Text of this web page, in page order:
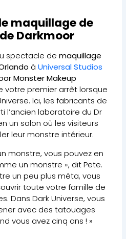
maquillage de
Darkmoor
spectacle de maquillage
à Universal Studios
Monster Makeup
votre premier arrêt lorsque
Ici, les fabricants de
l’ancien laboratoire du Dr
un salon où les visiteurs
leur monstre intérieur.
monstre, vous pouvez en
un monstre », dit Pete.
un peu plus méta, vous
toute votre famille de
Dans Dark Universe, vous
avec des tatouages
vous avez cinq ans ! »